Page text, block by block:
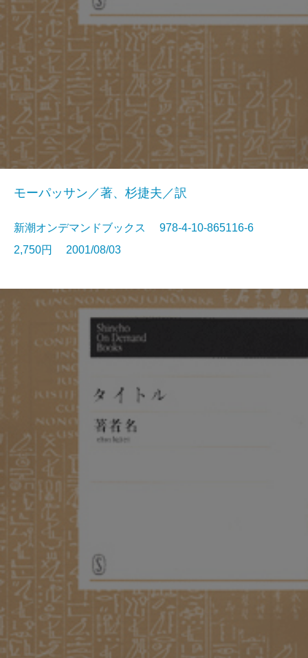
モーパッサン／著、杉捷夫／訳
新潮オンデマンドブックス 978-4-10-865116-6
2,750円 2001/08/03